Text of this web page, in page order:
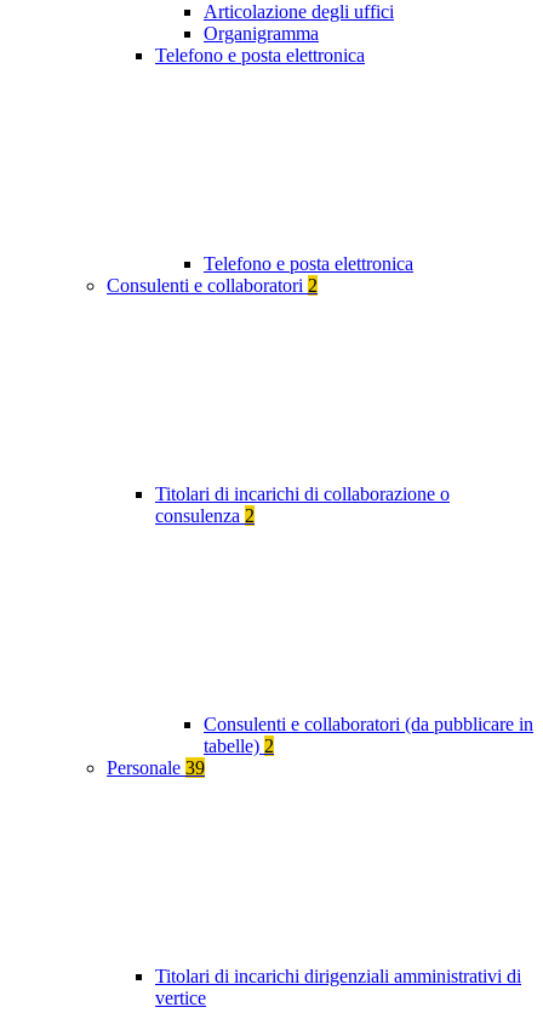
Articolazione degli uffici
Organigramma
Telefono e posta elettronica
Telefono e posta elettronica
Consulenti e collaboratori 2
Titolari di incarichi di collaborazione o
consulenza 2
Consulenti e collaboratori (da pubblicare in
tabelle) 2
Personale 39
Titolari di incarichi dirigenziali amministrativi di
vertice